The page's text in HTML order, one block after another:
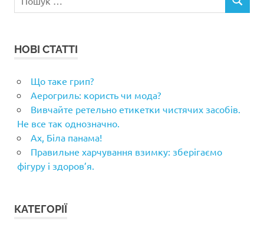
ПОШУК
НОВІ СТАТТІ
Що таке грип?
Аерогриль: користь чи мода?
Вивчайте ретельно етикетки чистячих засобів.
Не все так однозначно.
Ах, Біла панама!
Правильне харчування взимку: зберігаємо
фігуру і здоров’я.
КАТЕГОРІЇ